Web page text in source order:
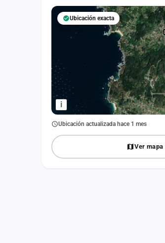
i
Ubicación exacta
Ubicación actualizada hace 1 mes
Ver mapa
Iniciar sesión
Crear cuenta
Administración